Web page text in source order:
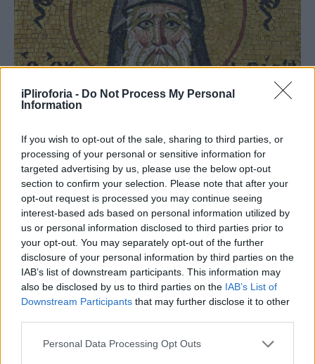
iPliroforia - Do Not Process My Personal
Information
If you wish to opt-out of the sale, sharing to third parties, or
processing of your personal or sensitive information for
targeted advertising by us, please use the below opt-out
section to confirm your selection. Please note that after your
opt-out request is processed you may continue seeing
interest-based ads based on personal information utilized by
us or personal information disclosed to third parties prior to
your opt-out. You may separately opt-out of the further
disclosure of your personal information by third parties on the
IAB’s list of downstream participants. This information may
also be disclosed by us to third parties on the IAB’s List of
Downstream Participants that may further disclose it to other
Personal Data Processing Opt Outs
Η προσευχή του Αγίου Αρσενίου για την
καλή υγεία
Ψαλμός 37
Κύριε, μη τω θυμώ σου ελέγξης με, μηδέ τη
οργή σου παιδεύσης με. ότι τα βέλη σου
ενεπάγησάν μοι, και επεστήριξας επ᾿ εμέ την
χείρά σου· ουκ έστιν ίασις εν τη σαρκί μου
ειρήνη εν τοις οστέοις μου από προσώπου